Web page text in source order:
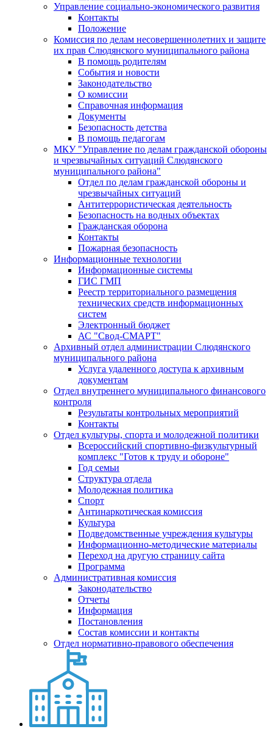
Управление социально-экономического развития
Контакты
Положение
Комиссия по делам несовершеннолетних и защите
их прав Слюдянского муниципального района
В помощь родителям
События и новости
Законодательство
О комиссии
Справочная информация
Документы
Безопасность детства
В помощь педагогам
МКУ "Управление по делам гражданской обороны
и чрезвычайных ситуаций Слюдянского
муниципального района"
Отдел по делам гражданской обороны и
чрезвычайных ситуаций
Антитеррористическая деятельность
Безопасность на водных объектах
Гражданская оборона
Контакты
Пожарная безопасность
Информационные технологии
Информационные системы
ГИС ГМП
Реестр территориального размещения
технических средств информационных
систем
Электронный бюджет
АС "Свод-СМАРТ"
Архивный отдел администрации Слюдянского
муниципального района
Услуга удаленного доступа к архивным
документам
Отдел внутреннего муниципального финансового
контроля
Результаты контрольных мероприятий
Контакты
Отдел культуры, спорта и молодежной политики
Всероссийский спортивно-физкультурный
комплекс "Готов к труду и обороне"
Год семьи
Структура отдела
Молодежная политика
Спорт
Антинаркотическая комиссия
Культура
Подведомственные учреждения культуры
Информационно-методические материалы
Переход на другую страницу сайта
Программа
Административная комиссия
Законодательство
Отчеты
Информация
Постановления
Состав комиссии и контакты
Отдел нормативно-правового обеспечения